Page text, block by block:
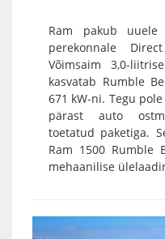
Ram pakub uuele
perekonnale
Võimsaim 3,0-
kasvatab Rumble
671 kW-ni. Tegu
pärast auto
toetatud paketiga.
Ram 1500 Rumble
mehaanilise